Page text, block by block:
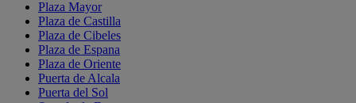
Plaza Mayor
Plaza de Castilla
Plaza de Cibeles
Plaza de Espana
Plaza de Oriente
Puerta de Alcala
Puerta del Sol